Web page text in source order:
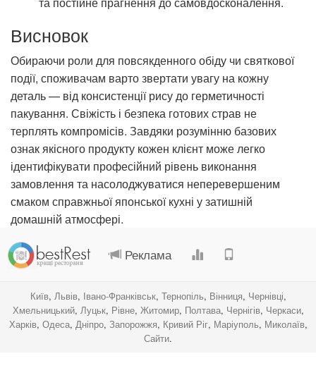
Висновок
Обираючи роли для повсякденного обіду чи святкової
події, споживачам варто звертати увагу на кожну
деталь — від консистенції рису до герметичності
пакування. Свіжість і безпека готових страв не
терплять компромісів. Завдяки розумінню базових
ознак якісного продукту кожен клієнт може легко
ідентифікувати професійний рівень виконання
замовлення та насолоджуватися неперевершеним
смаком справжньої японської кухні у затишній
домашній атмосфері.
Реклама
Київ, Львів, Івано-Франківськ, Тернопіль, Вінниця, Чернівці,
Хмельницький, Луцьк, Рівне, Житомир, Полтава, Чернігів, Черкаси,
Харків, Одеса, Дніпро, Запорожжя, Кривий Ріг, Маріуполь, Миколаїв,
Сайти.